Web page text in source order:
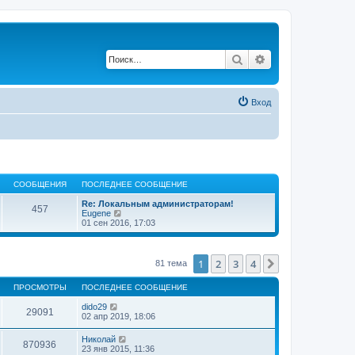
Поиск
Вход
СООБЩЕНИЯ ПОСЛЕДНЕЕ СООБЩЕНИЕ
457
Re: Локальным администраторам!
Eugene
е
р
к
п
о
л
е
д
н
01 сен 2016, 17:03
81 тема 1 2 3 4
ПРОСМОТРЫ ПОСЛЕДНЕЕ СООБЩЕНИЕ
29091
dido29
02 апр 2019, 18:06
870936
Николай
23 янв 2015, 11:36